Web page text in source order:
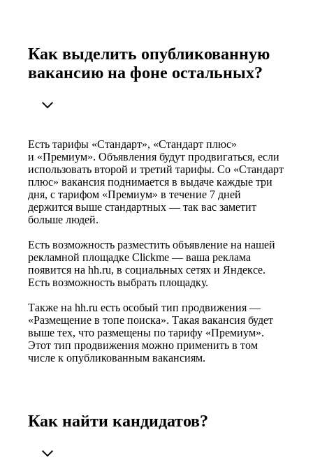
Как выделить опубликованную
вакансию на фоне остальных?
Есть тарифы «Стандарт», «Стандарт плюс»
и «Премиум». Объявления будут продвигаться, если
использовать второй и третий тарифы. Со «Стандарт
плюс» вакансия поднимается в выдаче каждые три
дня, с тарифом «Премиум» в течение 7 дней
держится выше стандартных — так вас заметит
больше людей.
Есть возможность разместить объявление на нашей
рекламной площадке Clickme — ваша реклама
появится на hh.ru, в социальных сетях и Яндексе.
Есть возможность выбрать площадку.
Также на hh.ru есть особый тип продвижения —
«Размещение в топе поиска». Такая вакансия будет
выше тех, что размещены по тарифу «Премиум».
Этот тип продвижения можно применить в том
числе к опубликованным вакансиям.
Как найти кандидатов?